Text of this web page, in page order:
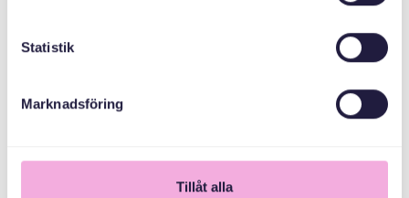
Statistik
Marknadsföring
Tillåt alla
استکهلم